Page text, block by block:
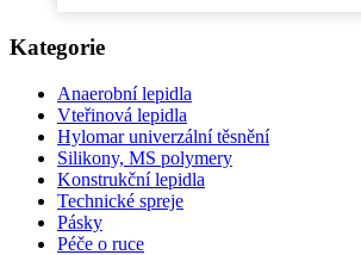
Kategorie
Anaerobní lepidla
Vteřinová lepidla
Hylomar univerzální těsnění
Silikony, MS polymery
Konstrukční lepidla
Technické spreje
Pásky
Péče o ruce